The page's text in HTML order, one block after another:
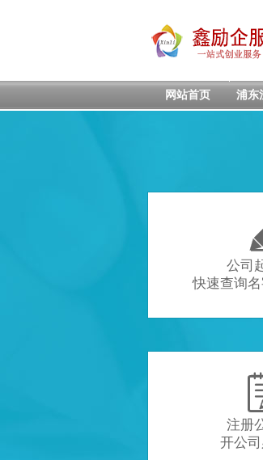
网站首页 浦东
公司
快速查询
注册
开公